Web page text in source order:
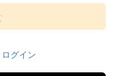
ログイン